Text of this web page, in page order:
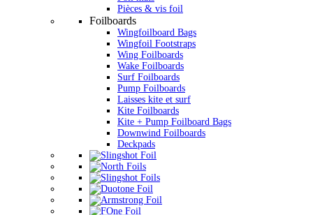
Pièces & vis foil
Foilboards
Wingfoilboard Bags
Wingfoil Footstraps
Wing Foilboards
Wake Foilboards
Surf Foilboards
Pump Foilboards
Laisses kite et surf
Kite Foilboards
Kite + Pump Foilboard Bags
Downwind Foilboards
Deckpads